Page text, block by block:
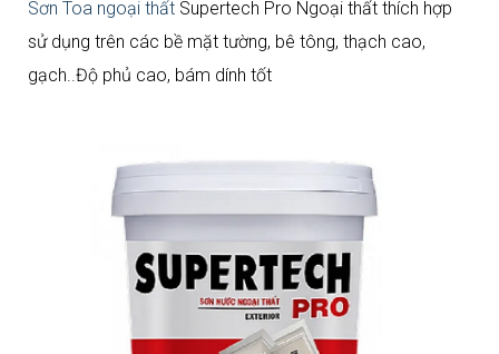
Sơn Toa ngoại thất Supertech Pro Ngoại thất thích hợp
sử dụng trên các bề mặt tường, bê tông, thạch cao,
gạch..Độ phủ cao, bám dính tốt